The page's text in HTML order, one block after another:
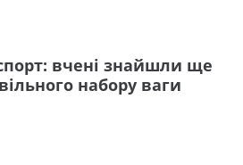
вчені знайшли ще
набору ваги